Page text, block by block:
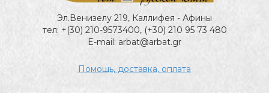
Эл.Венизелу 219, Каллифея - Афины
тел: +(30) 210-9573400, (+30) 210 95 73 480
E-mail: arbat@arbat.gr
Помощь, доставка, оплата